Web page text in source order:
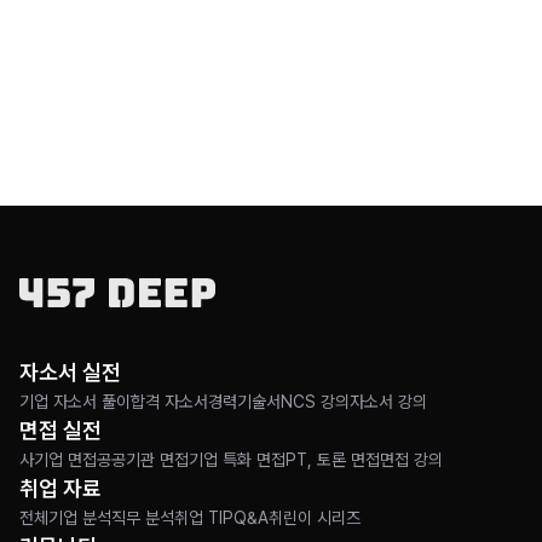
자소서 실전
기업 자소서 풀이 합격 자소서경력기술서 NCS 강의자소서 강의
면접 실전
사기업 면접공공기관 면접기업 특화 면접PT, 토론 면접면접 강의
취업 자료
전체 기업 분석직무 분석취업 TIPQ&A취린이 시리즈